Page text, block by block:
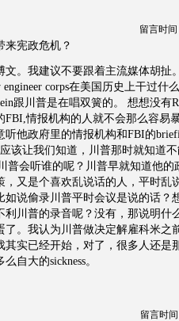
留言时间
来宪政危机？
文。我建议不要跟着主流媒体胡扯
engineer corps在美国历史上干过什
跟川普是在唱双簧的。 想想没有
FBI,情报机构的人就不会那么容易
听他政府里的情报机构和FBI的
应该让我们知道，川普那时就知道
普会听谁的呢？川普早就知道他的
，又是个喜欢乱说话的人，平时乱
如说偷录川普平时会议是说的话？
利川普的录音呢？没有，那说明什
了。我认为川普做决定解雇科米之
其实已经开始，对了，很多人还是
自大的sickness。
留言时间